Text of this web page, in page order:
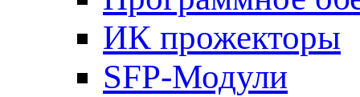
ИК прожекторы
SFP-Модули